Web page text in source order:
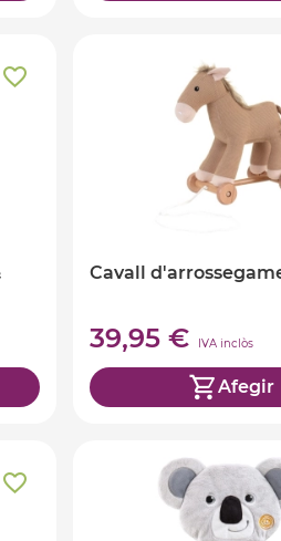
Cavall
39,95 € IVA inclòs
Afegir